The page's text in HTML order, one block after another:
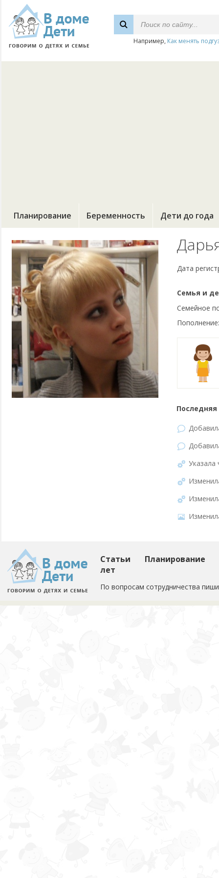
Например, Как менять
Планирование Беременность Дети до года
Дата
Семья и
Семейное
Пополнение:
Последняя
Указала
Статьи
Планирование
лет
По вопросам сотрудничества